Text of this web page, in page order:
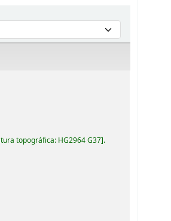
por:
topográfica: HG2964 G37 .